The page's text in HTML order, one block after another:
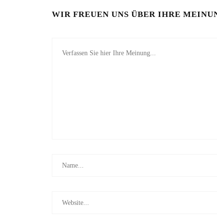
WIR FREUEN UNS ÜBER IHRE